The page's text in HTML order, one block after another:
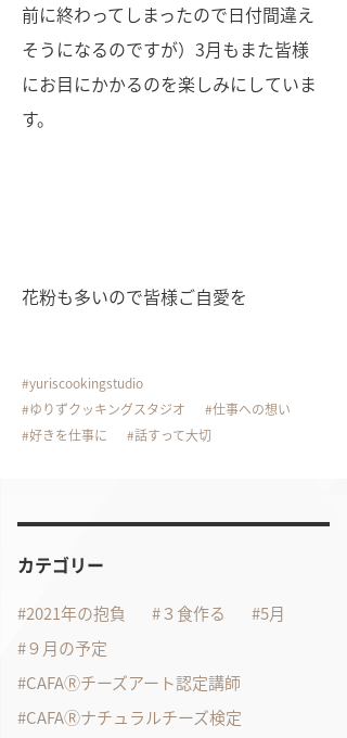
前に終わってしまったので日付間違え
そうになるのですが）3月もまた皆様
にお目にかかるのを楽しみにしていま
す。
花粉も多いので皆様ご自愛を
yuriscookingstudio
ゆりずクッキングスタジオ
仕事への想い
好きを仕事に
話すって大切
カテゴリー
2021年の抱負 ３食作る
5月
９月の予定
CAFAⓇチーズアート認定講師
CAFAⓇナチュラルチーズ検定